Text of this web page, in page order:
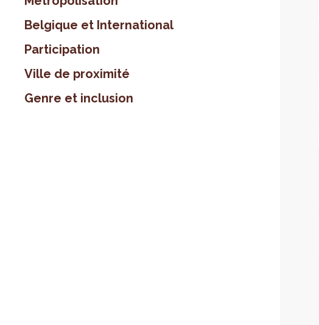
Belgique et International
Participation
Ville de proximité
Genre et inclusion